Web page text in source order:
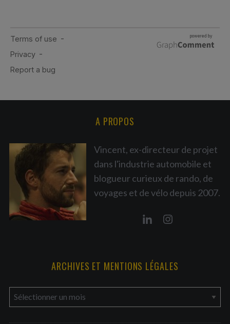
A PROPOS
Vincent, ex-directeur de projet
dans l'industrie automobile et
blogueur curieux de rando, de
voyages et de vélo depuis 2007.
ARCHIVES ET MENTIONS LÉGALES
r